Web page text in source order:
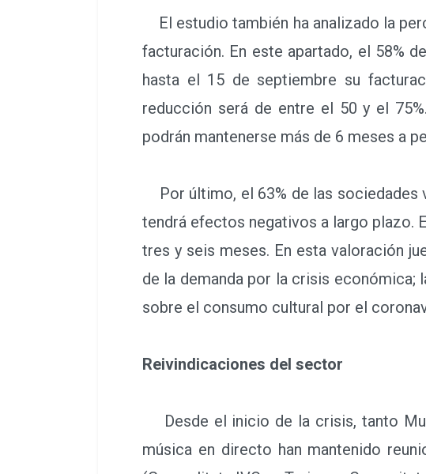
El estudio también ha analizado la
facturación. En este apartado, el 58%
hasta el 15 de septiembre su
reducción será de entre el 50 y el
podrán mantenerse más de 6 meses a
Por último, el 63% de las sociedades
tendrá efectos negativos a largo plazo.
tres y seis meses. En esta valoración
de la demanda por la crisis
sobre el consumo cultural por el
Reivindicaciones del sector
Desde el inicio de la crisis, tanto
música en directo han mantenido